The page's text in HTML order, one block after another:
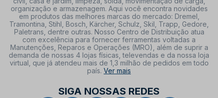
organização e armazenagem. Aqui você encontra novidades
em produtos das melhores marcas do mercado: Dremel,
Tramontina, Stihl, Bosch, Kärcher, Schulz, Skil, Trapp, Gedore,
Paletrans, dentre outras. Nosso Centro de Distribuição atua
com excelência para fornecer ferramentas voltadas a
Manutenções, Reparos e Operações (MRO), além de suprir a
demanda de nossas 4 lojas físicas, televendas e da nossa loja
virtual, que já atendeu mais de 1,3 milhão de pedidos em todo
país. Ver mais
SIGA NOSSAS REDES